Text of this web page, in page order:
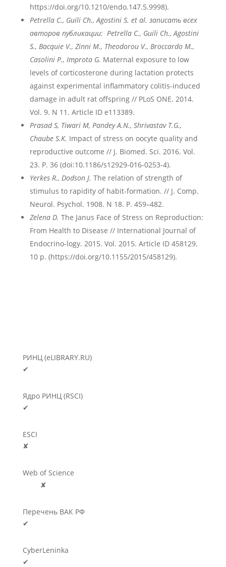
https://doi.org/10.1210/endo.147.5.9998).
PetrellaC., GuiliCh., AgostiniS. etal. записать всех
авторов публикации: PetrellaC., GuiliCh., Agostini
S., BacquieV., ZinniM., TheodorouV., BroccardoM.,
CasoliniP., ImprotaG. Maternal exposure to low
levels of corticosterone during lactation protects
against experimental inflammatory colitis-induced
damage in adult rat offspring // PLoS ONE. 2014.
Vol. 9. N 11. Article ID e113389.
Prasad S, Tiwari M, Pandey A.N., Shrivastav T.G.,
Chaube S.K. Impact of stress on oocyte quality and
reproductive outcome // J. Biomed. Sci. 2016. Vol.
23. P. 36 (doi:10.1186/s12929-016-0253-4).
Yerkes R., Dodson J. The relation of strength of
stimulus to rapidity of habit-formation. // J. Comp.
Neurol. Psychol. 1908. N 18. P. 459–482.
Zelena D. The Janus Face of Stress on Reproduction:
From Health to Disease // International Journal of
Endocrino-logy. 2015. Vol. 2015. Article ID 458129.
10 p. (https://doi.org/10.1155/2015/458129).
РИНЦ (eLIBRARY.RU)
✔
Ядро РИНЦ (RSCI)
✔
ESCI
✘
Web of Science
✘
Перечень ВАК РФ
✔
CyberLeninka
✔